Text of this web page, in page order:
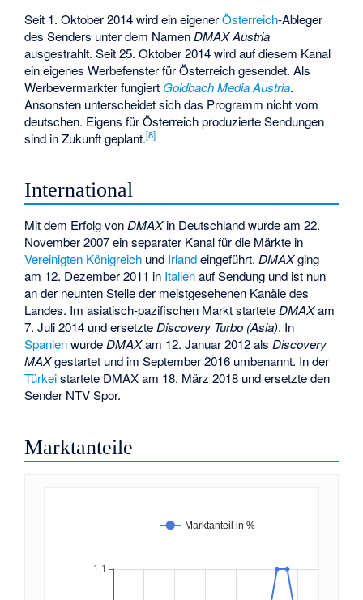
Seit 1. Oktober 2014 wird ein eigenerÖsterreich-Ableger
des Senders unter dem NamenDMAX Austria
ausgestrahlt. Seit 25. Oktober 2014 wird auf diesem Kanal
ein eigenes Werbefenster für Österreich gesendet. Als
Werbevermarkter fungiert Goldbach Media Austria.
Ansonsten unterscheidet sich das Programm nicht vom
deutschen. Eigens für Österreich produzierte Sendungen
sind in Zukunft geplant.[8]
International
Mit dem Erfolg vonDMAXin Deutschland wurde am 22.
November 2007 ein separater Kanal für die Märkte in
Vereinigten Königreich und Irlandeingeführt.DMAXging
am 12. Dezember 2011 in Italienauf Sendung und ist nun
an der neunten Stelle der meistgesehenen Kanäle des
Landes. Im asiatisch-pazifischen Markt starteteDMAXam
7. Juli 2014 und ersetzteDiscovery Turbo (Asia). In
SpanienwurdeDMAXam 12. Januar 2012 alsDiscovery
MAXgestartet und im September 2016 umbenannt. In der
Türkeistartete DMAX am 18. März 2018 und ersetzte den
Sender NTV Spor.
Marktanteile
1,1
Marktanteil in %